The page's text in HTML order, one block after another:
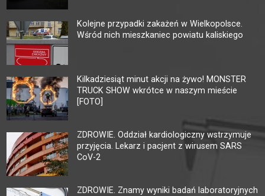
Kolejne przypadki zakażeń w Wielkopolsce.
Wśród nich mieszkaniec powiatu kaliskiego
Kilkadziesiąt minut akcji na żywo! MONSTER
TRUCK SHOW wkrótce w naszym mieście
[FOTO]
ZDROWIE. Oddział kardiologiczny wstrzymuje
przyjęcia. Lekarz i pacjent z wirusem SARS
CoV-2
ZDROWIE. Znamy wyniki badań laboratoryjnych